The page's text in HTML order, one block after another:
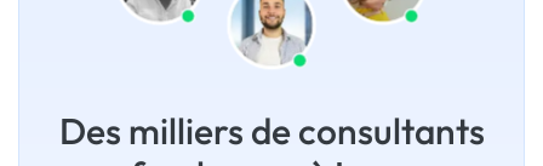
Des milliers de consultants